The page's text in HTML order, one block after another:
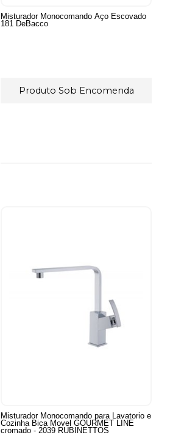
Misturador Monocomando Aço Escovado
181 DeBacco
Produto Sob Encomenda
Misturador Monocomando para Lavatorio e
Cozinha Bica Movel GOURMET LINE
cromado - 2039 RUBINETTOS